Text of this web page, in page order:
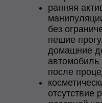
ранняя
без
пешие
домашние
автомобиль
после
отсутствие